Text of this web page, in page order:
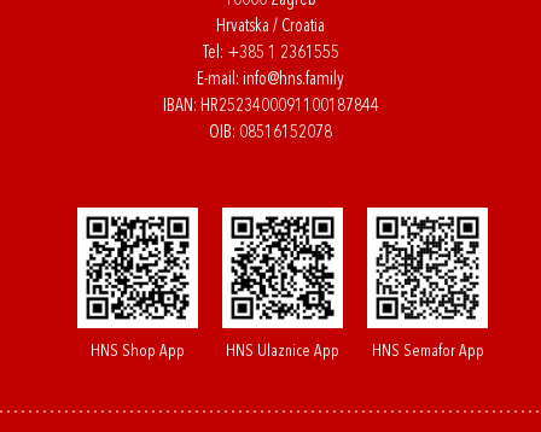
Hrvatska / Croatia
Tel: +385 1 2361555
E-mail: info@hns.family
IBAN: HR2523400091100187844
OIB: 08516152078
HNS Shop App HNS Ulaznice App HNS Semafor App